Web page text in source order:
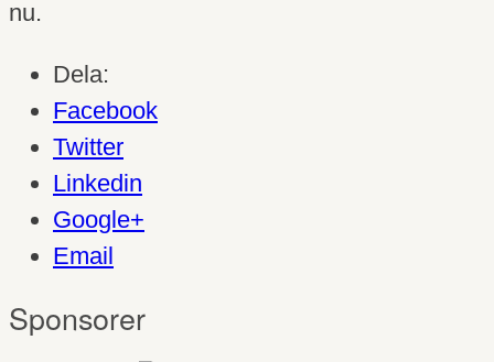
nu.
Dela:
Facebook
Twitter
Linkedin
Google+
Email
Sponsorer